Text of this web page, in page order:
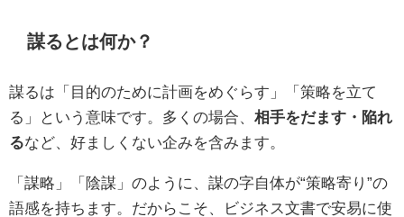
謀るとは何か？
謀るは「目的のために計画をめぐらす」「策略を立て
る」という意味です。多くの場合、 相手をだます・陥れ
るなど、好ましくない企みを含みます。
「謀略」「陰謀」のように、謀の字自体が“策略寄り”の
語感を持ちます。だからこそ、ビジネス文書で安易に使